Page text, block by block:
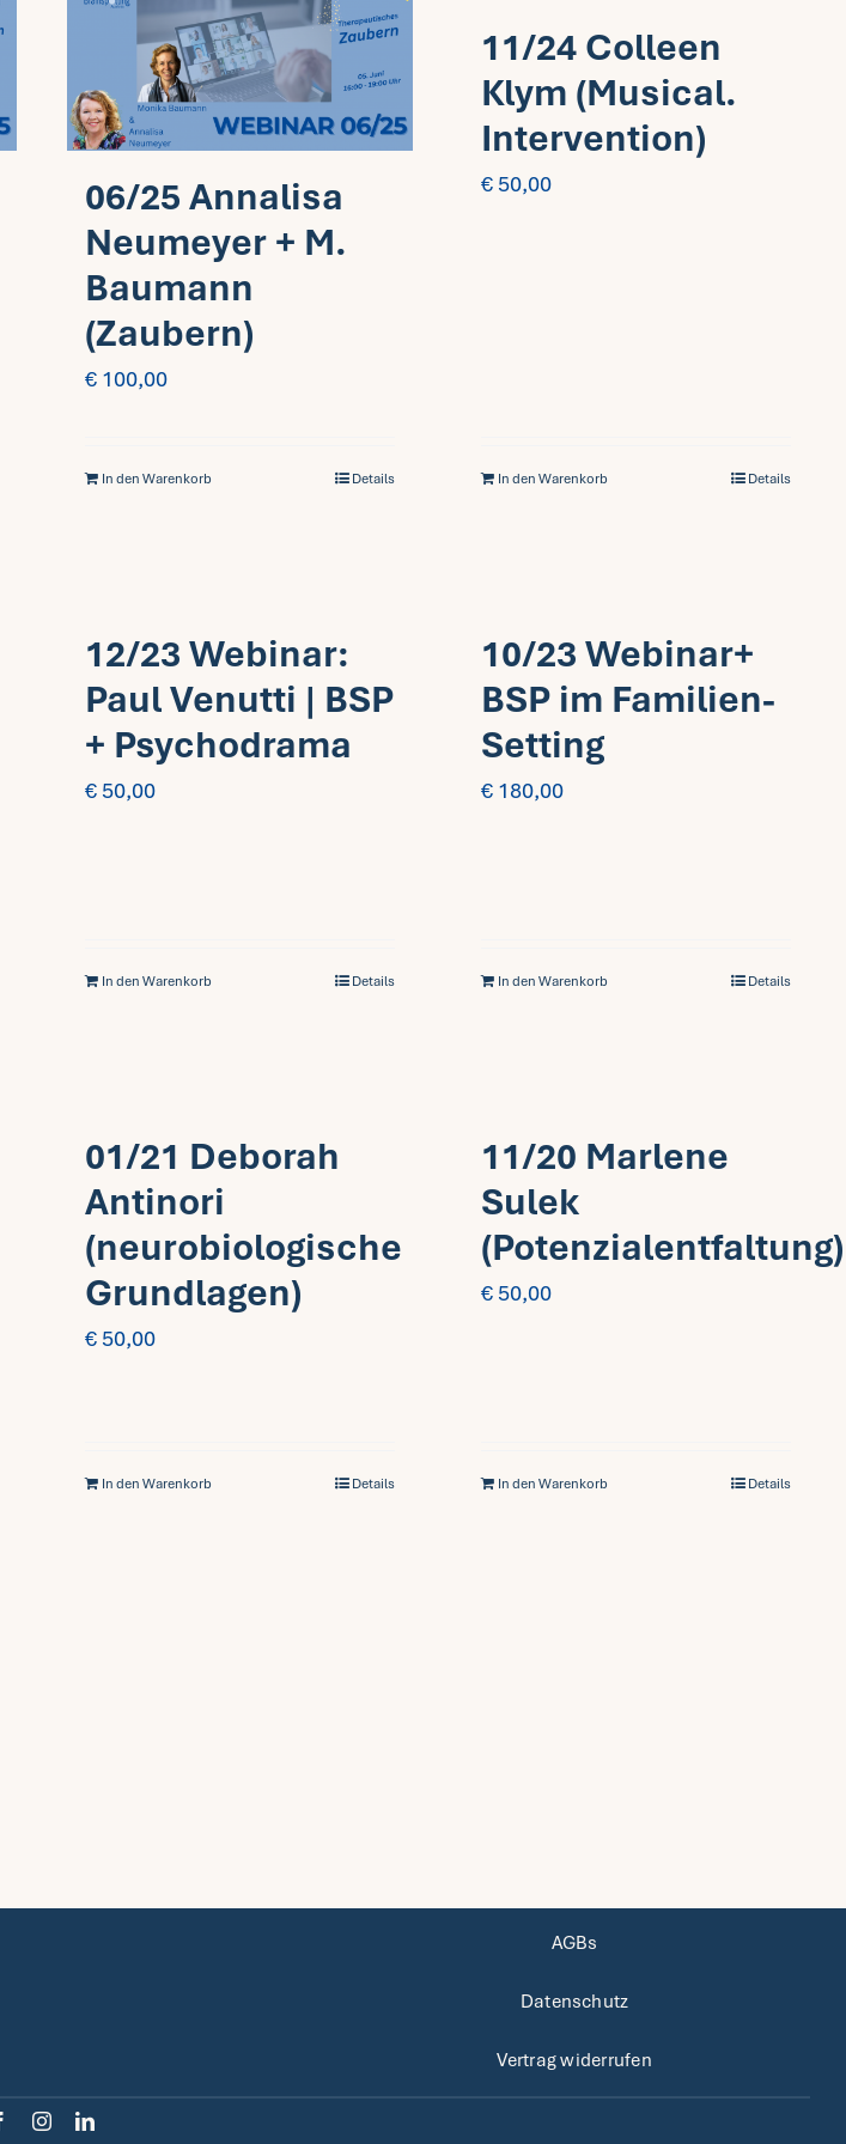
06/25 Annalisa
Neumeyer + M.
Baumann
(Zaubern)
€ 100,00
In den Warenkorb Details
11/24 Colleen
Klym (Musical.
Intervention)
€ 50,00
In den Warenkorb Details
12/23 Webinar:
Paul Venutti | BSP
+ Psychodrama
€ 50,00
In den Warenkorb Details
10/23 Webinar+
BSP im Familien-
Setting
€ 180,00
In den Warenkorb Details
01/21 Deborah
Antinori
(neurobiologische
Grundlagen)
€ 50,00
In den Warenkorb Details
11/20 Marlene
Sulek
(Potenzialentfaltung)
€ 50,00
In den Warenkorb Details
AGBs
Datenschutz
Vertrag widerrufen